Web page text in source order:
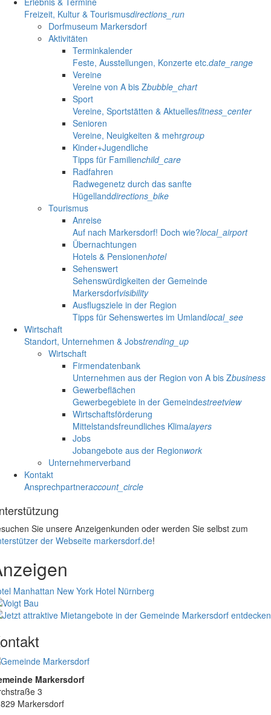
Freizeit, Kultur & Tourismusdirections_run
Dorfmuseum Markersdorf
Aktivitäten
Terminkalender
Feste, Ausstellungen, Konzerte etc.date_range
Vereine
Vereine von A bis Zbubble_chart
Sport
Vereine, Sportstätten & Aktuellesfitness_center
Senioren
Vereine, Neuigkeiten & mehrgroup
Kinder+Jugendliche
Tipps für Familienchild_care
Radfahren
Radwegenetz durch das sanfte
Hügellanddirections_bike
Tourismus
Anreise
Auf nach Markersdorf! Doch wie?local_airport
Übernachtungen
Hotels & Pensionenhotel
Sehenswert
Sehenswürdigkeiten der Gemeinde
Markersdorfvisibility
Ausflugsziele in der Region
Tipps für Sehenswertes im Umlandlocal_see
Wirtschaft
Standort, Unternehmen & Jobstrending_up
Wirtschaft
Firmendatenbank
Unternehmen aus der Region von A bis Zbusiness
Gewerbeflächen
Gewerbegebiete in der Gemeindestreetview
Wirtschaftsförderung
Mittelstandsfreundliches Klimalayers
Jobs
Jobangebote aus der Regionwork
Unternehmerverband
Kontakt
Ansprechpartneraccount_circle
Sie unsere Anzeigenkunden oder werden Sie selbst zum
der Webseite markersdorf.de!
Manhattan New York Hotel Nürnberg
Markersdorf
3
Markersdorf